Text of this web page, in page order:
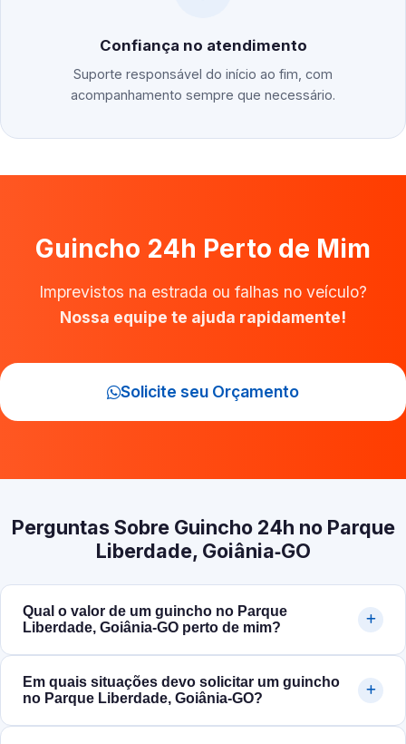
Confiança no atendimento
Suporte responsável do início ao fim, com
acompanhamento sempre que necessário.
Guincho 24h Perto de Mim
Imprevistos na estrada ou falhas no veículo?
Nossa equipe te ajuda rapidamente!
Solicite seu Orçamento
Perguntas Sobre Guincho 24h no Parque
Liberdade, Goiânia‑GO
Qual o valor de um guincho no Parque
Liberdade, Goiânia‑GO perto de mim?
Em quais situações devo solicitar um guincho
no Parque Liberdade, Goiânia‑GO?